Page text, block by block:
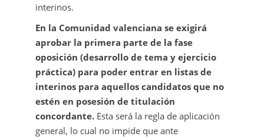
interinos.
En la Comunidad valenciana se exigirá
aprobar la primera parte de la fase
oposición (desarrollo de tema y ejercicio
práctica) para poder entrar en listas de
interinos para aquellos candidatos que no
estén en posesión de titulación
concordante. Esta será la regla de aplicación
general, lo cual no impide que ante